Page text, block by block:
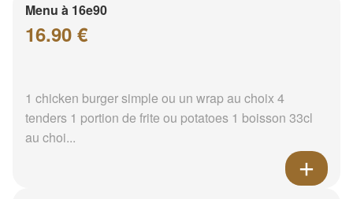
Menu à 16e90
16.90 €
1 chicken burger simple ou un wrap au choix 4
tenders 1 portion de frite ou potatoes 1 boisson 33cl
au choi...